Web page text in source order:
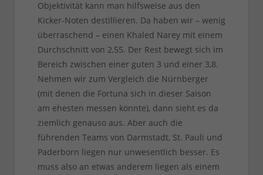
Objektivität kann man hilfsweise aus den
Kicker-Noten destillieren. Da haben wir – wenig
überraschend – einen Khaled Narey mit einem
Durchschnitt von 2,55. Der Rest bewegt sich im
Bereich zwischen einer guten 3 und einer 3,8.
Nehmen wir zum Vergleich die Nürnberger
(mit denen die Fortuna sich in dieser Saison
am ehesten messen könnte), dann sieht es da
ziemlich genauso aus. Aber auch die
führenden Teams von Darmstadt, St. Pauli und
Paderborn liegen nur unwesentlich besser. Es
muss also an etwas anderem liegen als einem